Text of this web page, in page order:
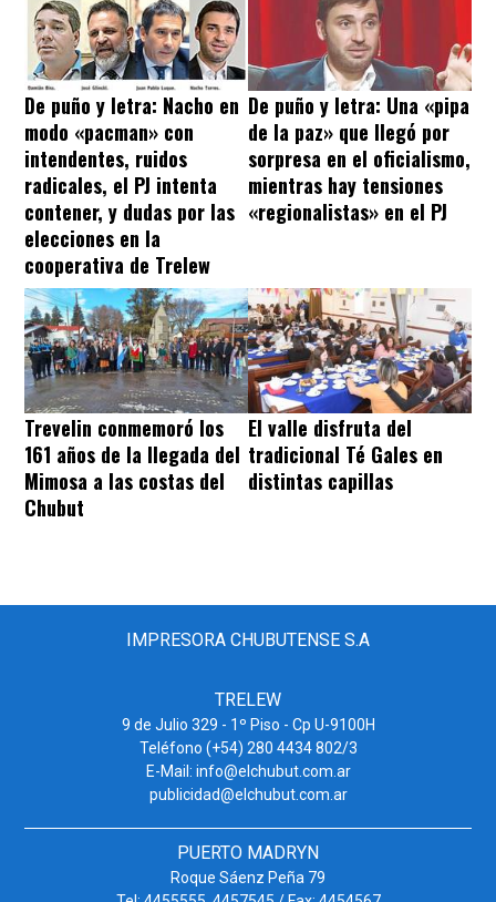
De puño y letra: Nacho en
modo «pacman» con
intendentes, ruidos
radicales, el PJ intenta
contener, y dudas por las
elecciones en la
cooperativa de Trelew
De puño y letra: Una «pipa
de la paz» que llegó por
sorpresa en el oficialismo,
mientras hay tensiones
«regionalistas» en el PJ
Trevelin conmemoró los
161 años de la llegada del
Mimosa a las costas del
Chubut
El valle disfruta del
tradicional Té Gales en
distintas capillas
IMPRESORA CHUBUTENSE S.A
TRELEW
9 de Julio 329 - 1º Piso - Cp U-9100H
Teléfono (+54) 280 4434 802/3
E-Mail: info@elchubut.com.ar
publicidad@elchubut.com.ar
PUERTO MADRYN
Roque Sáenz Peña 79